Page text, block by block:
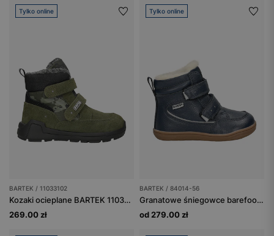
Tylko online
BARTEK / 11033102
Kozaki ocieplane BARTEK 11033102, zielony
269.00 zł
Tylko online
BARTEK / 84014-56
Granatowe śniegowce barefoot ocieplane wełną BARTEK 84014-56
od 279.00 zł